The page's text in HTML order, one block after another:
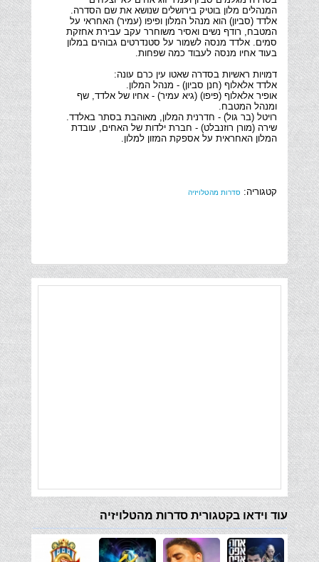
המנהלים מלון בוטיק בירושלים שנושא את שם הסדרה.
אלדד (סביון) הוא מנהל המלון ופיפו (עמיר) האחראי על
המטבח, רודף נשים ואסיר משוחרר עקב עבירת אחזקת
סמים. אלדד מנסה לשמור על סטנדרטים גבוהים במלון
אופיר אלאלוף (פיפו) (גיא עמיר) - אחיו של אלדד, שף
שירה (מורן רוזנבלט) - חברת ילדות של האחים, עובדת
המלון האחראית על אספקת המזון למלון.
קטגוריה: סדרות מהטלויזיה
עוד וידאו בקטגורית סדרות מהטלויזיה